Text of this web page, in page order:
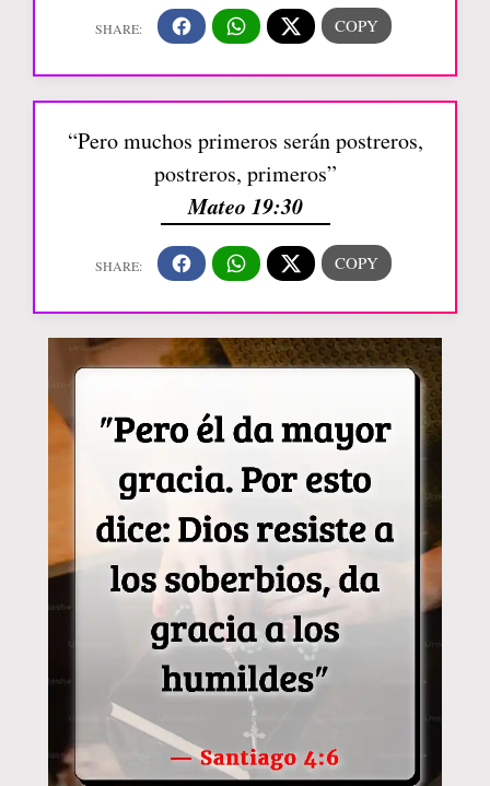
“Pero muchos primeros serán postreros,
postreros, primeros”
Mateo 19:30